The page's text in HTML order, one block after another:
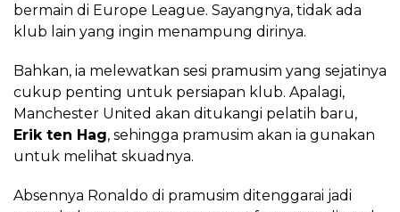
bermain di Europe League. Sayangnya, tidak ada
klub lain yang ingin menampung dirinya.
Bahkan, ia melewatkan sesi pramusim yang sejatinya
cukup penting untuk persiapan klub. Apalagi,
Manchester United akan ditukangi pelatih baru,
Erik ten Hag, sehingga pramusim akan ia gunakan
untuk melihat skuadnya.
Absennya Ronaldo di pramusim ditenggarai jadi